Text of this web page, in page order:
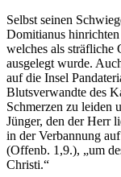
Selbst seinen
Domitianus
welches als sträfliche
ausgelegt wurde.
auf die Insel
Blutsverwandte des
Schmerzen zu leiden
Jünger, den der Herr
in der Verbannung
(Offenb. 1,9.), „um
Christi.“